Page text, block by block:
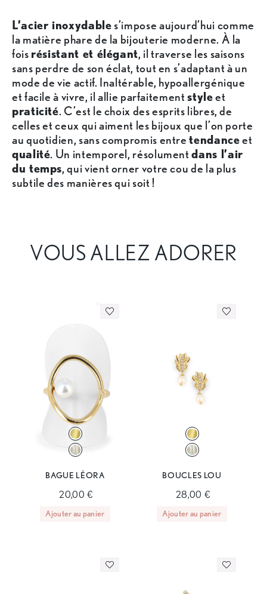
L’acier inoxydable s’impose aujourd’hui comme
la matière phare de la bijouterie moderne. À la
fois résistant et élégant, il traverse les saisons
sans perdre de son éclat, tout en s’adaptant à un
mode de vie actif. Inaltérable, hypoallergénique
et facile à vivre, il allie parfaitementstyleet
praticité. C’est le choix des esprits libres, de
celles et ceux qui aiment les bijoux que l’on porte
au quotidien, sans compromis entretendanceet
qualité. Un intemporel, résolumentdans l’air
du temps, qui vient orner votre cou de la plus
subtile des manières qui soit !
VOUS ALLEZ ADORER
BAGUE LÉORA
20,00 €
Ajouter au panier
BOUCLES LOU
28,00 €
Ajouter au panier